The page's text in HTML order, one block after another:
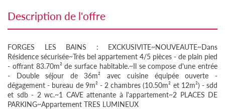
description de l'offre
FORGES LES BAINS : EXCKUSIVITE~NOUVEAUTE~Dans
Résidence sécurisée~Très bel appartement 4/5 pièces - de plain pied
- offrant 83.70m² de surface habitable.~Il se compose d'une entrée
- Double séjour de 36m² avec cuisine équipée ouverte -
dégagement - bureau de 9m² - 2 chambres (10.50m² et 12m²) - sdd
et sdb - 2 wc.~1 CAVE attenante à l'appartement~2 PLACES DE
PARKING~Appartement TRES LUMINEUX